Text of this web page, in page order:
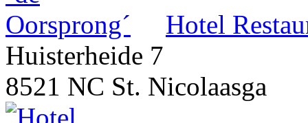
Hotel
Huisterheide 7
8521 NC St. Nicolaasga